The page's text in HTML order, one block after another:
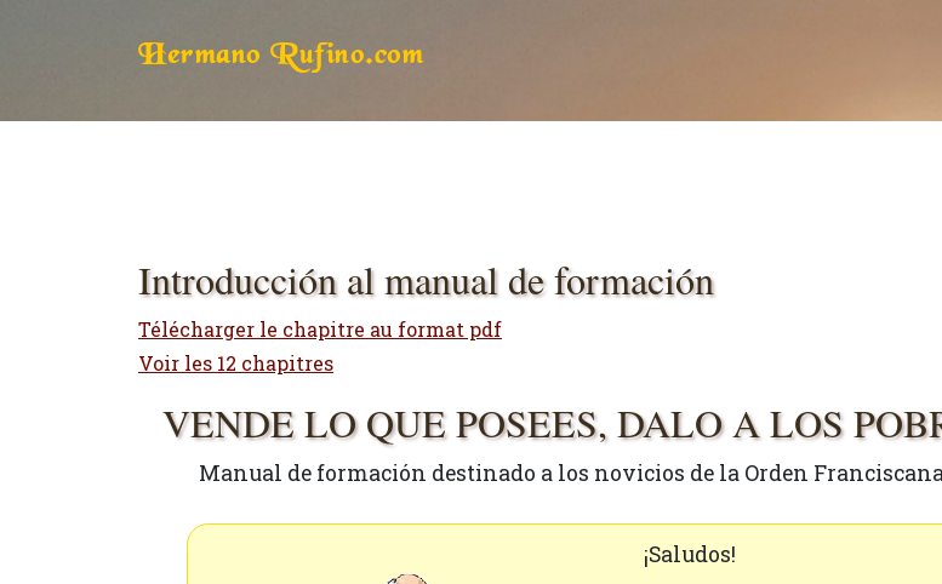
Hermano Rufino.com
Introducción al manual de formación
Télécharger le chapitre au format pdf
Voir les 12 chapitres
VENDE LO QUE POSEES, DALO A LOS
Manual de formación destinado a los novicios de la Orden
¡Saludos!